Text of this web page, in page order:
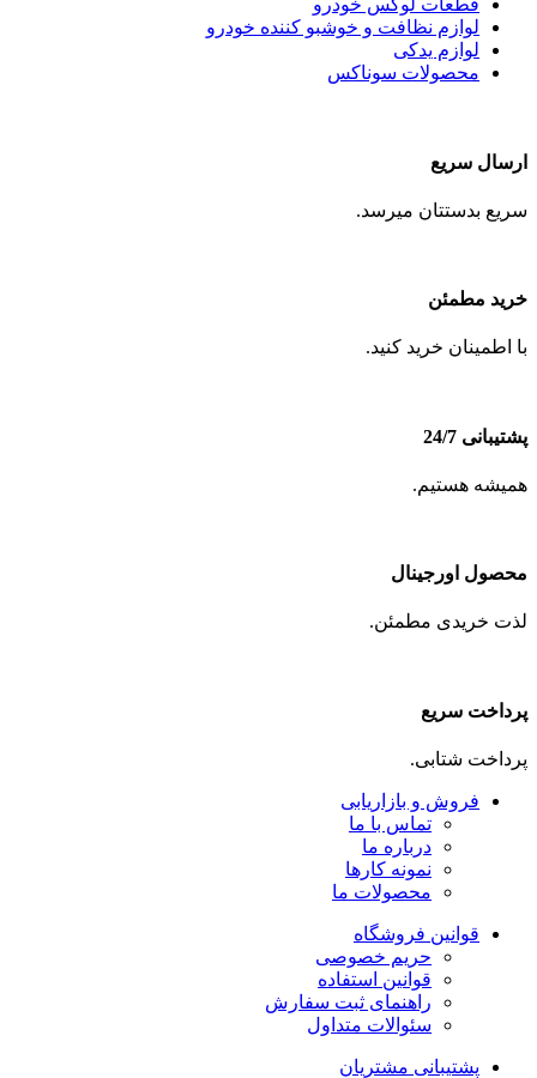
قطعات لوکس خودرو
لوازم نظافت و خوشبو کننده خودرو
لوازم یدکی
محصولات سوناکس
ارسال سریع
سریع بدستتان میرسد.
خرید مطمئن
با اطمینان خرید کنید.
پشتیبانی 24/7
همیشه هستیم.
محصول اورجینال
لذت خریدی مطمئن.
پرداخت سریع
پرداخت شتابی.
فروش و بازاریابی
تماس با ما
درباره ما
نمونه کارها
محصولات ما
قوانین فروشگاه
حریم خصوصی
قوانین استفاده
راهنمای ثبت سفارش
سئوالات متداول
پشتیبانی مشتریان